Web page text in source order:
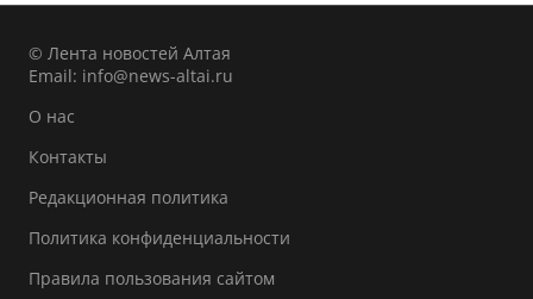
© Лента новостей Алтая
Email: info@news-altai.ru
О нас
Контакты
Редакционная политика
Политика конфиденциальности
Правила пользования сайтом